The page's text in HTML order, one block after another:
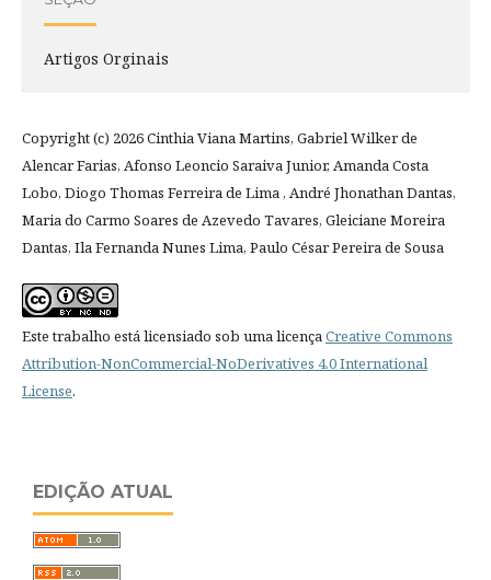
Artigos Orginais
Copyright (c) 2026 Cinthia Viana Martins, Gabriel Wilker de
Alencar Farias, Afonso Leoncio Saraiva Junior, Amanda Costa
Lobo, Diogo Thomas Ferreira de Lima , André Jhonathan Dantas,
Maria do Carmo Soares de Azevedo Tavares, Gleiciane Moreira
Dantas, Ila Fernanda Nunes Lima, Paulo César Pereira de Sousa
Este trabalho está licensiado sob uma licença Creative Commons
Attribution-NonCommercial-NoDerivatives 4.0 International
License.
EDIÇÃO ATUAL